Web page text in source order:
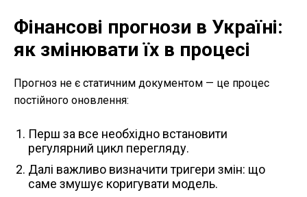
Фінансові прогнози в Україні:
як змінювати їх в процесі
Прогноз не є статичним документом — це процес
постійного оновлення:
Перш за все необхідно встановити
регулярний цикл перегляду.
Далі важливо визначити тригери змін: що
саме змушує коригувати модель.